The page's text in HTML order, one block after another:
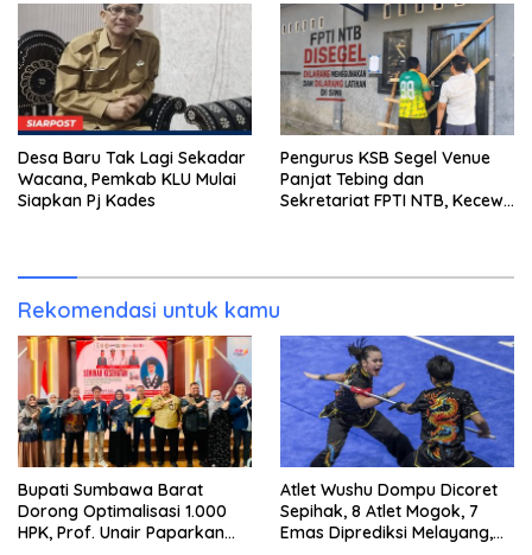
Desa Baru Tak Lagi Sekadar
Wacana, Pemkab KLU Mulai
Siapkan Pj Kades
Pengurus KSB Segel Venue
Panjat Tebing dan
Sekretariat FPTI NTB, Kecewa
Rekomendasi untuk kamu
Bupati Sumbawa Barat
Dorong Optimalisasi 1.000
HPK, Prof. Unair Paparkan
Atlet Wushu Dompu Dicoret
Sepihak, 8 Atlet Mogok, 7
Emas Diprediksi Melayang,